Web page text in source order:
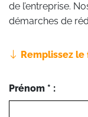
de l’entreprise.
démarches de
Remplissez
Prénom * :